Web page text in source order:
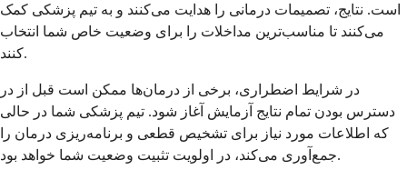
است. نتایج، تصمیمات درمانی را هدایت می‌کنند و به تیم پزشکی کمک
می‌کنند تا مناسب‌ترین مداخلات را برای وضعیت خاص شما انتخاب
کنند.
در شرایط اضطراری، برخی از درمان‌ها ممکن است قبل از در
دسترس بودن تمام نتایج آزمایش آغاز شود. تیم پزشکی شما در حالی
که اطلاعات مورد نیاز برای تشخیص قطعی و برنامه‌ریزی درمان را
جمع‌آوری می‌کند، در اولویت تثبیت وضعیت شما خواهد بود.